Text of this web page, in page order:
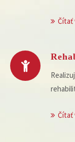
Čítať
Čítať